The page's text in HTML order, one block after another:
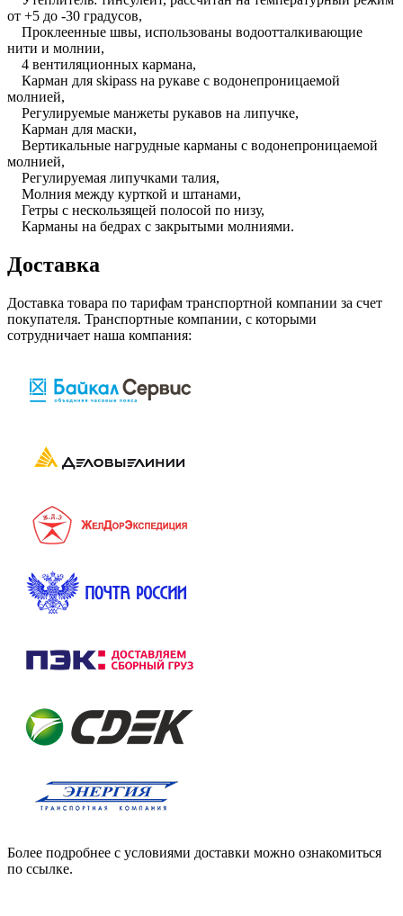
от +5 до -30 градусов,
Проклеенные швы, использованы водоотталкивающие
нити и молнии,
4 вентиляционных кармана,
Карман для skipass на рукаве с водонепроницаемой
молнией,
Регулируемые манжеты рукавов на липучке,
Карман для маски,
Вертикальные нагрудные карманы с водонепроницаемой
молнией,
Регулируемая липучками талия,
Молния между курткой и штанами,
Гетры с нескользящей полосой по низу,
Карманы на бедрах с закрытыми молниями.
Доставка
Доставка товара по тарифам транспортной компании за счет
покупателя. Транспортные компании, с которыми
сотрудничает наша компания:
Более подробнее с условиями доставки можно ознакомиться
по ссылке.